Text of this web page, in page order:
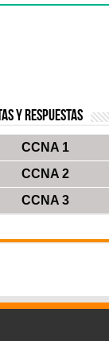
y Respuestas
CCNA 1
CCNA 2
CCNA 3